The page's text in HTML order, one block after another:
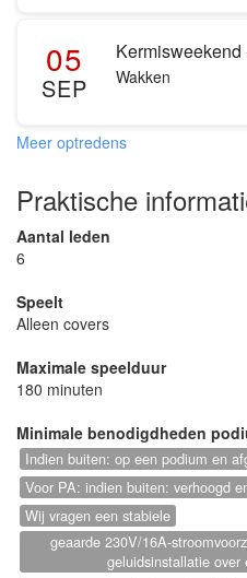
05
SEP Wakken
Meer optredens
Praktische
Aantal leden
6
Speelt
Alleen covers
Maximale speelduur
180 minuten
Minimale benodigdheden
Indien buiten: op een podium en
Voor PA: indien buiten: verhoogd
Wij vragen een stabiele
geaarde 230V/16A-
geluidsinstallatie over